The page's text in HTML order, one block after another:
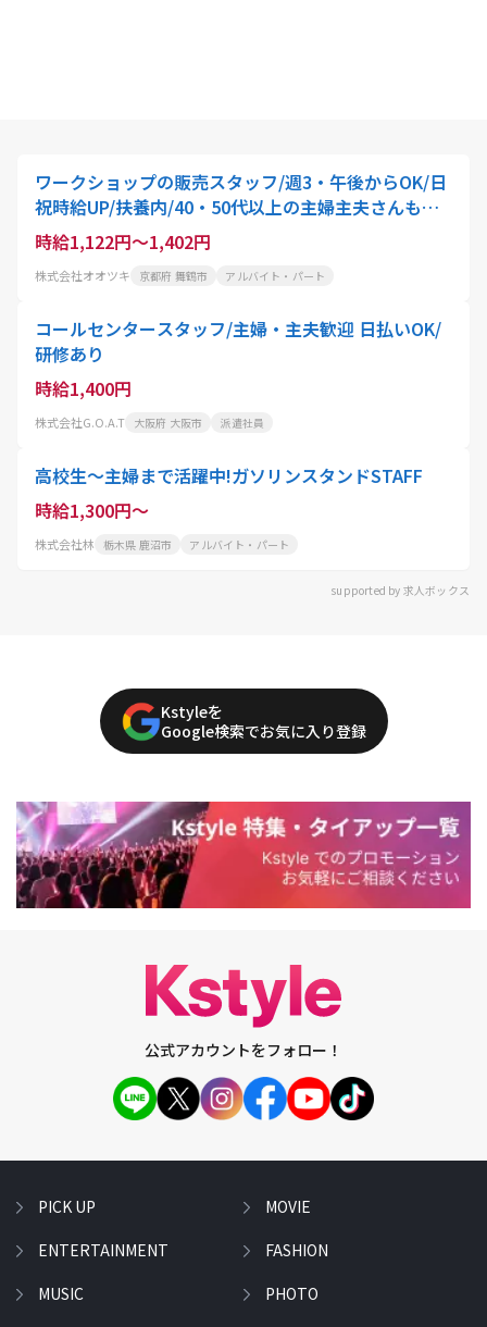
ワークショップの販売スタッフ/週3・午後からOK/日
祝時給UP/扶養内/40・50代以上の主婦主夫さんも歓
迎!/東舞鶴店
時給1,122円～1,402円
株式会社オオツキ 京都府 舞鶴市 アルバイト・パート
コールセンタースタッフ/主婦・主夫歓迎 日払いOK/
研修あり
時給1,400円
株式会社G.O.A.T 大阪府 大阪市 派遣社員
高校生～主婦まで活躍中!ガソリンスタンドSTAFF
時給1,300円～
株式会社林 栃木県 鹿沼市 アルバイト・パート
supported by 求人ボックス
Kstyleを
Google検索でお気に入り登録
公式アカウントをフォロー！
PICK UP
ENTERTAINMENT
MUSIC
MOVIE
FASHION
PHOTO